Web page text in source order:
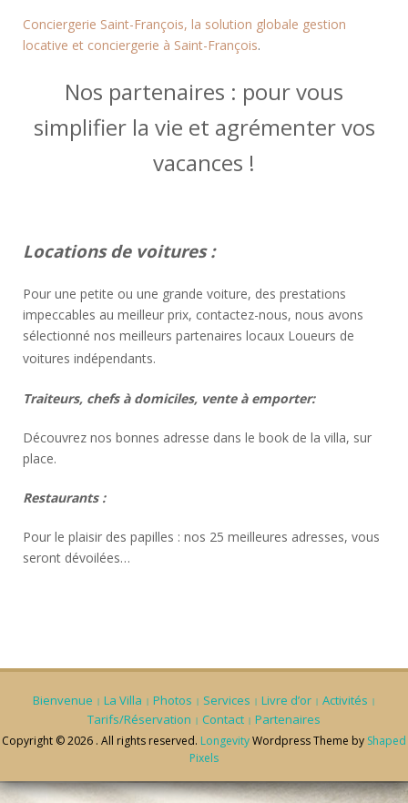
Conciergerie Saint-François, la solution globale gestion
locative et conciergerie à Saint-François.
Nos partenaires : pour vous
simplifier la vie et agrémenter vos
vacances !
Locations de voitures :
Pour une petite ou une grande voiture, des prestations
impeccables au meilleur prix, contactez-nous, nous avons
sélectionné nos meilleurs partenaires locaux Loueurs de
voitures indépendants.
Traiteurs, chefs à domiciles, vente à emporter:
Découvrez nos bonnes adresse dans le book de la villa, sur
place.
Restaurants :
Pour le plaisir des papilles : nos 25 meilleures adresses, vous
seront dévoilées…
Bienvenue La Villa Photos Services Livre d’or
Activités
Tarifs/Réservation
Contact Partenaires
Copyright © 2026 . All rights reserved. LongevityWordpress Theme by Shaped
Pixels